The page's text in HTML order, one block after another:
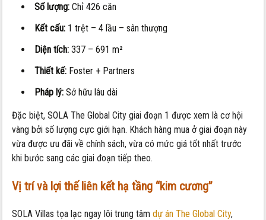
Số lượng: Chỉ 426 căn
Kết cấu: 1 trệt – 4 lầu – sân thượng
Diện tích: 337 – 691 m²
Thiết kế: Foster + Partners
Pháp lý: Sở hữu lâu dài
Đặc biệt, SOLA The Global City giai đoạn 1 được xem là cơ hội
vàng bởi số lượng cực giới hạn. Khách hàng mua ở giai đoạn này
vừa được ưu đãi về chính sách, vừa có mức giá tốt nhất trước
khi bước sang các giai đoạn tiếp theo.
Vị trí và lợi thế liên kết hạ tầng “kim cương”
SOLA Villas tọa lạc ngay lõi trung tâmdự án The Global City,